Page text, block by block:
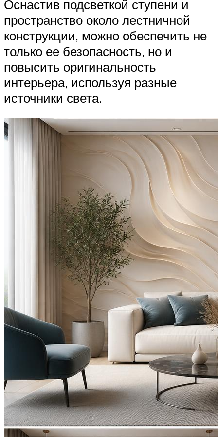
Оснастив подсветкой ступени и
пространство около лестничной
конструкции, можно обеспечить не
только ее безопасность, но и
повысить оригинальность
интерьера, используя разные
источники света.